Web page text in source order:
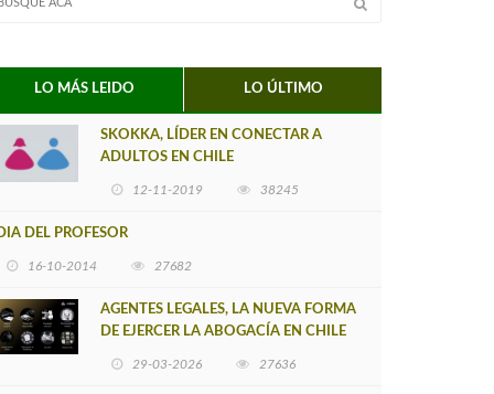
LO MÁS LEIDO LO ÚLTIMO
SKOKKA, LÍDER EN CONECTAR A
ADULTOS EN CHILE
12-11-2019 38245
DEL PROFESOR
16-10-2014 27682
AGENTES LEGALES, LA NUEVA FORMA
DE EJERCER LA ABOGACÍA EN CHILE
29-03-2026 27636